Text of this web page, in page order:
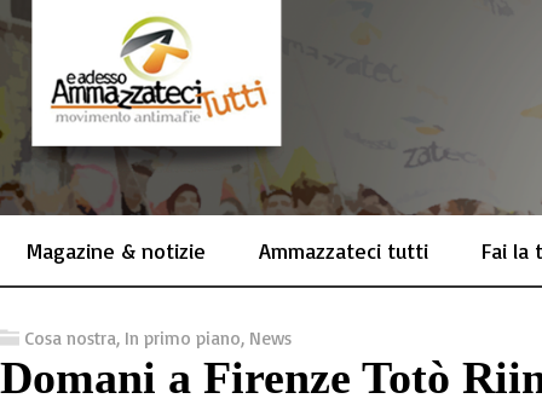
Magazine & notizie Ammazzateci tutti Fai la
Cosa nostra, In primo piano, News
Domani a Firenze Totò